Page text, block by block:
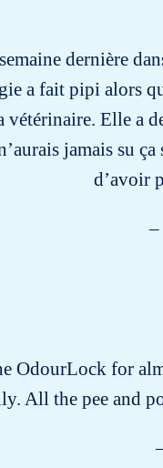
dernière
a fait pipi alors
Elle a
jamais su
d’avoir
–
OdourLock for
All the pee and